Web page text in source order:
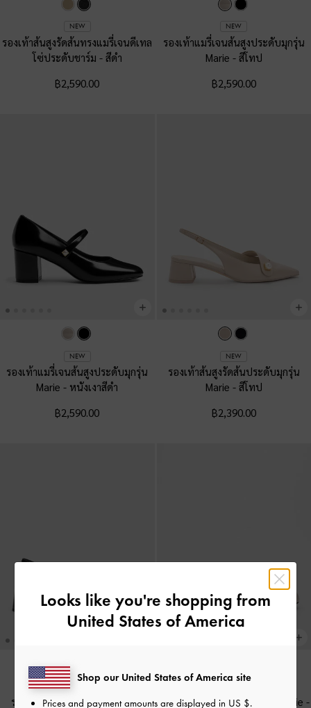
NEW
รองเท้าส้นสูงรัดส้นทรงแมรี่เจนดีเทล
โซ่ประดับชาร์ม - สีดำ
฿2,590.00
NEW
รองเท้าแมรี่เจนส้นสูงประดับมุกรุ่น
Marie - สีโทป
฿2,590.00
NEW
รองเท้าแมรี่เจนส้นสูงประดับมุกรุ่น
Marie- หนังเงาสีดำ
฿2,590.00
NEW
รองเท้าส้นสูงรัดส้นประดับมุกรุ่น
Marie - สีโทป
฿2,390.00
NEW
รองเท้าส้นสูงรัดส้นประดับมุกรุ่น รองเท้าแมรี่เจนประดับมุกรุ่น Marie-
Looks like you're shopping from
United States of America
Shop our United States of America site
Prices and payment amounts are displayed in US $.